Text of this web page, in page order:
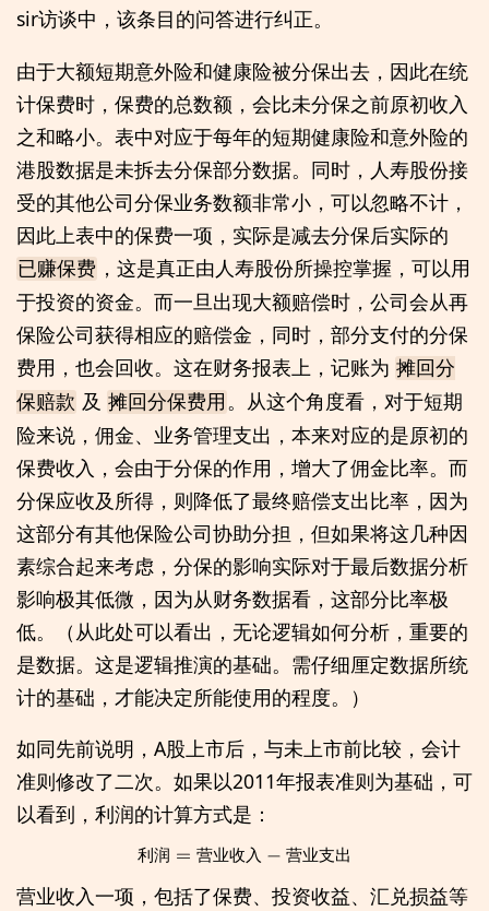
sir访谈中，该条目的问答进行纠正。
由于大额短期意外险和健康险被分保出去，因此在统
计保费时，保费的总数额，会比未分保之前原初收入
之和略小。表中对应于每年的短期健康险和意外险的
港股数据是未拆去分保部分数据。同时，人寿股份接
受的其他公司分保业务数额非常小，可以忽略不计，
因此上表中的保费一项，实际是减去分保后实际的
已赚保费 ，这是真正由人寿股份所操控掌握，可以用
于投资的资金。而一旦出现大额赔偿时，公司会从再
保险公司获得相应的赔偿金，同时，部分支付的分保
费用，也会回收。这在财务报表上，记账为 摊回分
保赔款 及 摊回分保费用 。从这个角度看，对于短期
险来说，佣金、业务管理支出，本来对应的是原初的
保费收入，会由于分保的作用，增大了佣金比率。而
分保应收及所得，则降低了最终赔偿支出比率，因为
这部分有其他保险公司协助分担，但如果将这几种因
素综合起来考虑，分保的影响实际对于最后数据分析
影响极其低微，因为从财务数据看，这部分比率极
低。（从此处可以看出，无论逻辑如何分析，重要的
是数据。这是逻辑推演的基础。需仔细厘定数据所统
计的基础，才能决定所能使用的程度。）
如同先前说明，A股上市后，与未上市前比较，会计
准则修改了二次。如果以2011年报表准则为基础，可
以看到，利润的计算方式是：
利 润 营业收入 营业支出
利润= 营业收入−营业支出
营业收入一项，包括了保费、投资收益、汇兑损益等